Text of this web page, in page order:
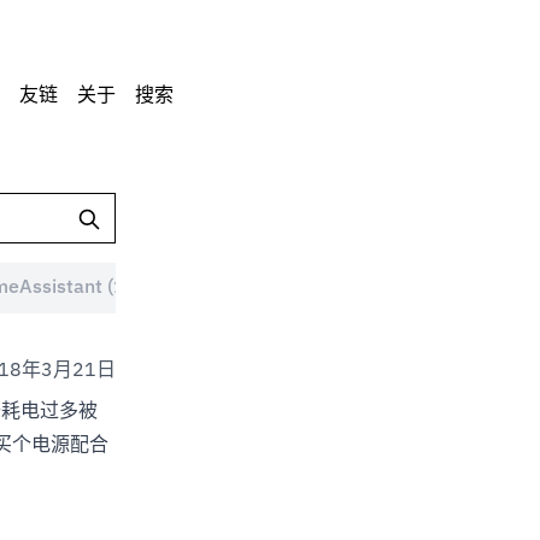
友链 关于 搜索
(1)
年3月21日
电过多被
个电源配合